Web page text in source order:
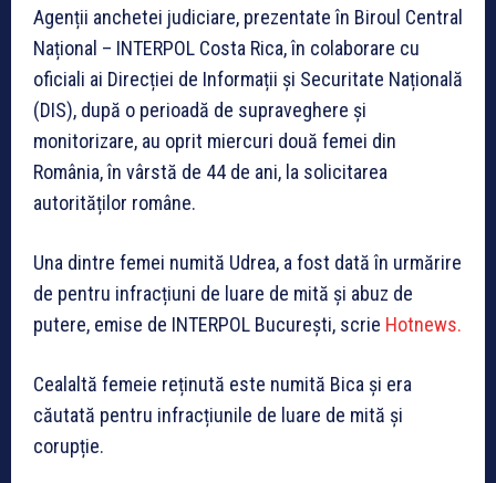
Agenții anchetei judiciare, prezentate în Biroul Central
Național – INTERPOL Costa Rica, în colaborare cu
oficiali ai Direcției de Informații și Securitate Națională
(DIS), după o perioadă de supraveghere și
monitorizare, au oprit miercuri două femei din
România, în vârstă de 44 de ani, la solicitarea
autorităților române.
Una dintre femei numită Udrea, a fost dată în urmărire
de pentru infracțiuni de luare de mită și abuz de
putere, emise de INTERPOL București, scrie Hotnews.
Cealaltă femeie reținută este numită Bica și era
căutată pentru infracțiunile de luare de mită și
corupție.